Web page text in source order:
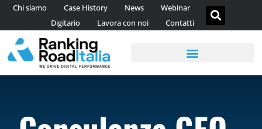
Chi siamo Case History News
Webinar
Digitario
Lavora con noi Contatti